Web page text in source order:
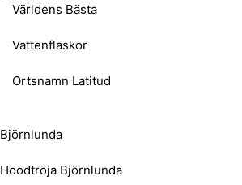
Världens Bästa
Vattenflaskor
Ortsnamn Latitud
Björnlunda
Hoodtröja Björnlunda